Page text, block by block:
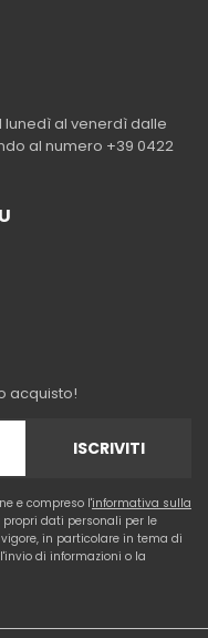
lunedì al venerdì dalle
al numero +39 0422
acquisto!
ISCRIVITI
e compreso l'informativa sulla
dati personali per le
in particolare in tema di
di informazioni o la